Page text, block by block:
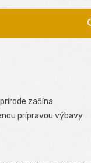
začína
prípravou výbavy